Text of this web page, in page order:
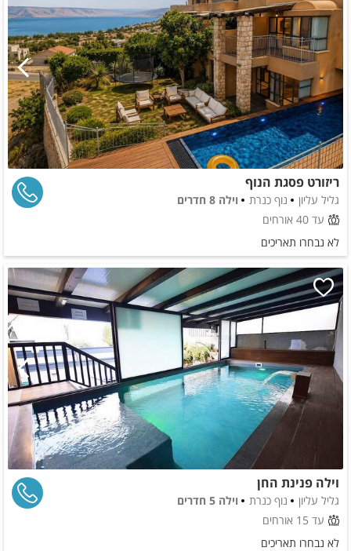
ריזורט פסגת הנוף
גליל עליון נוף כנרת
וילה 8 חדרים
עד 40 אורחים
לא נבחרו תאריכים
וילה פנינת החן
גליל עליון נוף כנרת
וילה 5 חדרים
עד 15 אורחים
לא נבחרו תאריכים